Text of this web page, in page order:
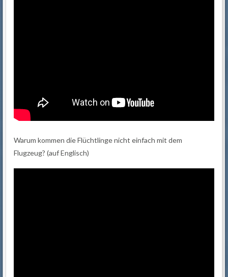
Warum kommen die Flüchtlinge nicht einfach mit dem
Flugzeug? (auf Englisch)